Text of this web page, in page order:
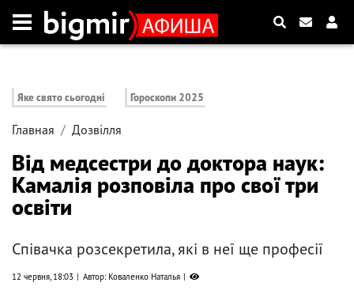
Яке свято сьогодні Гороскопи 2025
Главная Дозвілля
Від медсестри до доктора наук:
Камалія розповіла про свої три
освіти
Співачка розсекретила, які в неї ще професії
12 червня, 18:03 Автор: Коваленко Наталья